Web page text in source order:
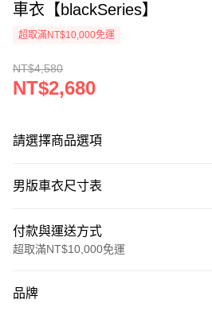
車衣【blackSeries】
超取滿NT$10,000免運
NT$4,580
NT$2,680
請選擇商品選項
男版車衣尺寸表
付款與運送方式
超取滿NT$10,000免運
信用卡一次付款
品牌